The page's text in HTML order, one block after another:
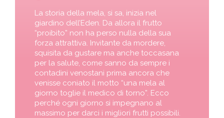
La storia della mela, si sa, inizia nel
giardino dell’Eden. Da allora il frutto
“proibito” non ha perso nulla della sua
forza attrattiva. Invitante da mordere,
squisita da gustare ma anche toccasana
per la salute, come sanno da sempre i
contadini venostani prima ancora che
venisse coniato il motto “una mela al
giorno toglie il medico di torno”. Ecco
perché ogni giorno si impegnano al
massimo per darci i migliori frutti possibili.